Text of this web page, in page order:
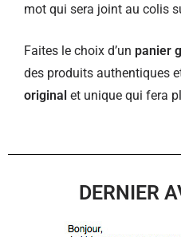
mot qui sera joint au colis
Faites le choix d’un panier
des produits authentiques
original et unique qui fera
DERNIER